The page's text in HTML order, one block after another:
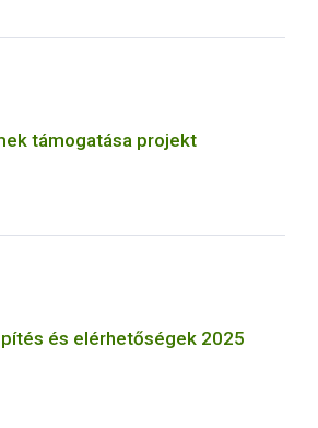
támogatása projekt
és elérhetőségek 2025